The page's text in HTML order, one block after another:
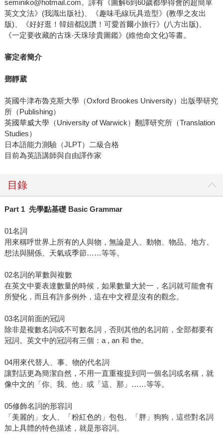
seminiko@hotmail.com。譯有《圖解6到60歲都學得會的超簡單
英文文法》(我識出版社)、《趣味毛線玩具造型》(教學之友出
版)、《好好逛！韓妞都說讚！可愛首爾小旅行》(八方出版)、
《一定要收藏的古珠‧天珠珍貴圖鑑》(維他命文化)等書。
審定者簡介
鄧靜葳
英國牛津布魯克斯大學（Oxford Brookes University）出版學研究
所（Publishing）
英國華威大學（University of Warwick）翻譯研究所（Translation
Studies）
日本語能力測驗（JLPT）二級合格
目前為英語講師與自由譯作家
目錄
Part 1 先學點基礎 Basic Grammar
01名詞
用來稱呼世界上所有的人與物，無論是人、動物、物品、地方、
想法與關係、天氣或季節……等等。
02名詞的單數與複數
在英文中要表達數量的時候，如果數量大於一，名詞就可能會有
所變化，而且有許多例外，這在中文裡是沒有的觀念。
03名詞前面的冠詞
除非是複數名詞或不可數名詞，否則其他的名詞前，全部都要有
冠詞。英文中的冠詞有三個：a , an 和 the。
04用來代替人、事、物的代名詞
讓對話更為簡潔自然，不用一直重複提到同一個名詞或名稱，就
像中文的「你、我、他」或「這、那」……等等。
05修飾名詞的形容詞
「美麗的」女人、「粉紅色的」包包、「胖」狗狗，這些對名詞
加上具體的特色描述，就是形容詞。